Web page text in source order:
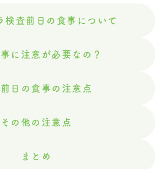
検査前日の食事について
に注意が必要なの？
日の食事の注意点
その他の注意点
まとめ